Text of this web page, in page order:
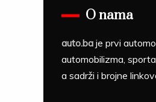
O nama
auto.ba je prvi
automobilizma,
a sadrži i brojne